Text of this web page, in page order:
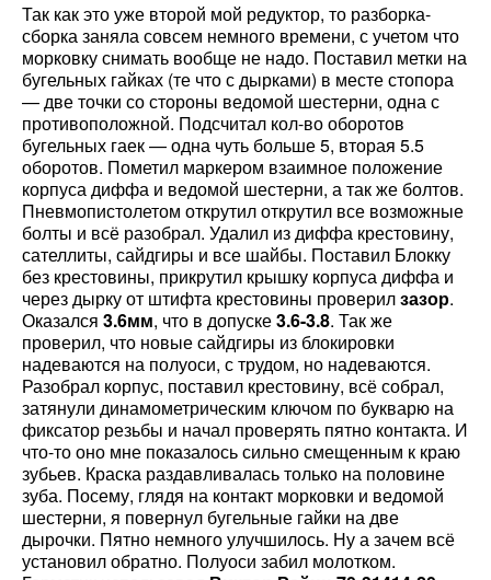
Так как это уже второй мой редуктор, то разборка-
сборка заняла совсем немного времени, с учетом что
морковку снимать вообще не надо. Поставил метки на
бугельных гайках (те что с дырками) в месте стопора
— две точки со стороны ведомой шестерни, одна с
противоположной. Подсчитал кол-во оборотов
бугельных гаек — одна чуть больше 5, вторая 5.5
оборотов. Пометил маркером взаимное положение
корпуса диффа и ведомой шестерни, а так же болтов.
Пневмопистолетом открутил открутил все возможные
болты и всё разобрал. Удалил из диффа крестовину,
сателлиты, сайдгиры и все шайбы. Поставил Блокку
без крестовины, прикрутил крышку корпуса диффа и
через дырку от штифта крестовины проверилзазор.
Оказался 3.6мм, что в допуске3.6-3.8. Так же
проверил, что новые сайдгиры из блокировки
надеваются на полуоси, с трудом, но надеваются.
Разобрал корпус, поставил крестовину, всё собрал,
затянули динамометрическим ключом по букварю на
фиксатор резьбы и начал проверять пятно контакта. И
что-то оно мне показалось сильно смещенным к краю
зубьев. Краска раздавливалась только на половине
зуба. Посему, глядя на контакт морковки и ведомой
шестерни, я повернул бугельные гайки на две
дырочки. Пятно немного улучшилось. Ну а зачем всё
установил обратно. Полуоси забил молотком.